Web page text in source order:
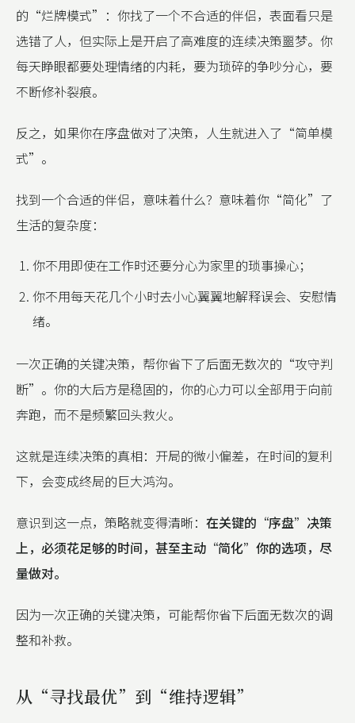
的“烂牌模式”：你找了一个不合适的伴侣，表面看只是
选错了人，但实际上是开启了高难度的连续决策噩梦。你
每天睁眼都要处理情绪的内耗，要为琐碎的争吵分心，要
不断修补裂痕。
反之，如果你在序盘做对了决策，人生就进入了“简单模
式”。
找到一个合适的伴侣，意味着什么？意味着你“简化”了
生活的复杂度：
你不用即使在工作时还要分心为家里的琐事操心；
你不用每天花几个小时去小心翼翼地解释误会、安慰情
绪。
一次正确的关键决策，帮你省下了后面无数次的“攻守判
断”。你的大后方是稳固的，你的心力可以全部用于向前
奔跑，而不是频繁回头救火。
这就是连续决策的真相：开局的微小偏差，在时间的复利
下，会变成终局的巨大鸿沟。
意识到这一点，策略就变得清晰： 在关键的“序盘”决策
上，必须花足够的时间，甚至主动“简化”你的选项，尽
量做对。
因为一次正确的关键决策，可能帮你省下后面无数次的调
整和补救。
从“寻找最优”到“维持逻辑”